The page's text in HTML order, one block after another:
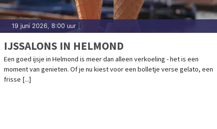
19 juni 2026, 8:00 uur
IJSSALONS IN HELMOND
Een goed ijsje in Helmond is meer dan alleen verkoeling - het is een
moment van genieten. Of je nu kiest voor een bolletje verse gelato, een
frisse [...]